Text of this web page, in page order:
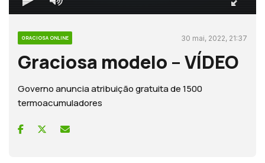
GRACIOSA ONLINE 30 mai, 2022, 21:37
Graciosa modelo – VÍDEO
Governo anuncia atribuição gratuita de 1500
termoacumuladores